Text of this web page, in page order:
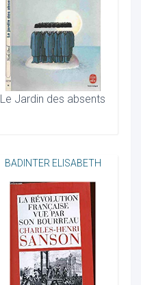
Le Jardin des absents
BADINTER ELISABETH